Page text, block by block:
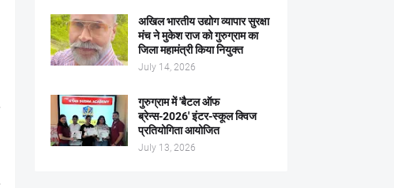
अखिल भारतीय उद्योग व्यापार सुरक्षा
मंच ने मुकेश राज को गुरुग्राम का
जिला महामंत्री किया नियुक्त
July 14, 2026
गुरुग्राम में 'बैटल ऑफ
ब्रेन्स-2026' इंटर-स्कूल क्विज
प्रतियोगिता आयोजित
July 13, 2026